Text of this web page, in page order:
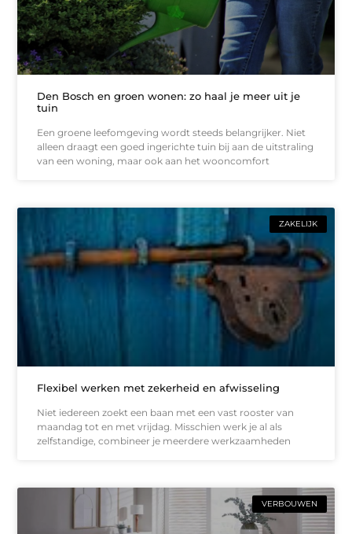
Den Bosch en groen wonen: zo haal je meer uit je
tuin
Een groene leefomgeving wordt steeds belangrijker. Niet
alleen draagt een goed ingerichte tuin bij aan de uitstraling
van een woning, maar ook aan het wooncomfort
ZAKELIJK
Flexibel werken met zekerheid en afwisseling
Niet iedereen zoekt een baan met een vast rooster van
maandag tot en met vrijdag. Misschien werk je al als
zelfstandige, combineer je meerdere werkzaamheden
VERBOUWEN